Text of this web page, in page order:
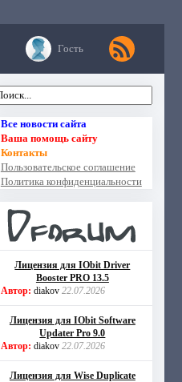
Гость
Все новости сайта
Ваша помощь сайту
Контакты
Пользовательское соглашение
Политика конфиденциальности
Лицензия для IObit Driver
Booster PRO 13.5
Автор: diakov 22.07.2026
Лицензия для IObit Software
Updater Pro 9.0
Автор: diakov 22.07.2026
Лицензия для Wise Duplicate